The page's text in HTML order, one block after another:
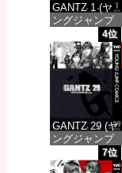
GANTZ 1 (ヤ
ングジャンプ
コミックス
DIGITAL)
価格：¥617
4位
GANTZ 29 (ヤ
ングジャンプ
コミックス
DIGITAL)
7位